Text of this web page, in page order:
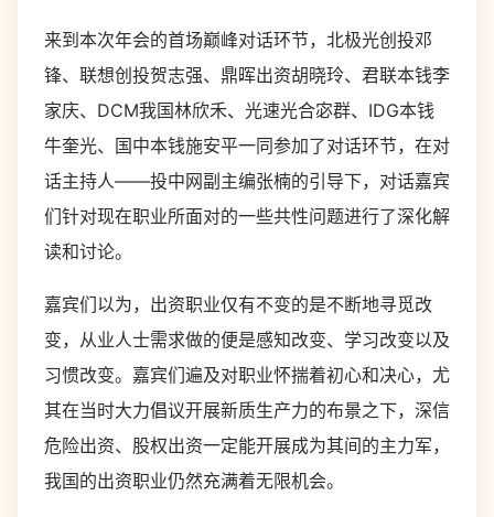
来到本次年会的首场巅峰对话环节，北极光创投邓
锋、联想创投贺志强、鼎晖出资胡晓玲、君联本钱李
家庆、DCM我国林欣禾、光速光合宓群、IDG本钱
牛奎光、国中本钱施安平一同参加了对话环节，在对
话主持人——投中网副主编张楠的引导下，对话嘉宾
们针对现在职业所面对的一些共性问题进行了深化解
读和讨论。
嘉宾们以为，出资职业仅有不变的是不断地寻觅改
变，从业人士需求做的便是感知改变、学习改变以及
习惯改变。嘉宾们遍及对职业怀揣着初心和决心，尤
其在当时大力倡议开展新质生产力的布景之下，深信
危险出资、股权出资一定能开展成为其间的主力军，
我国的出资职业仍然充满着无限机会。